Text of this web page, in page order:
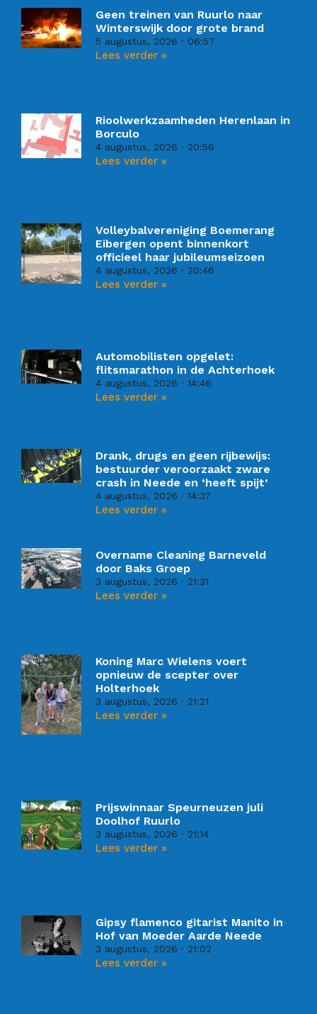
Geen treinen van Ruurlo naar
Winterswijk door grote brand
5 augustus, 2026 06:57
Lees verder »
Rioolwerkzaamheden Herenlaan in
Borculo
4 augustus, 2026 20:56
Lees verder »
Volleybalvereniging Boemerang
Eibergen opent binnenkort
officieel haar jubileumseizoen
4 augustus, 2026 20:46
Lees verder »
Automobilisten opgelet:
flitsmarathon in de Achterhoek
4 augustus, 2026 14:46
Lees verder »
Drank, drugs en geen rijbewijs:
bestuurder veroorzaakt zware
crash in Neede en ‘heeft spijt’
4 augustus, 2026 14:37
Lees verder »
Overname Cleaning Barneveld
door Baks Groep
3 augustus, 2026 21:31
Lees verder »
Koning Marc Wielens voert
opnieuw de scepter over
Holterhoek
3 augustus, 2026 21:21
Lees verder »
Prijswinnaar Speurneuzen juli
Doolhof Ruurlo
3 augustus, 2026 21:14
Lees verder »
Gipsy flamenco gitarist Manito in
Hof van Moeder Aarde Neede
3 augustus, 2026 21:02
Lees verder »